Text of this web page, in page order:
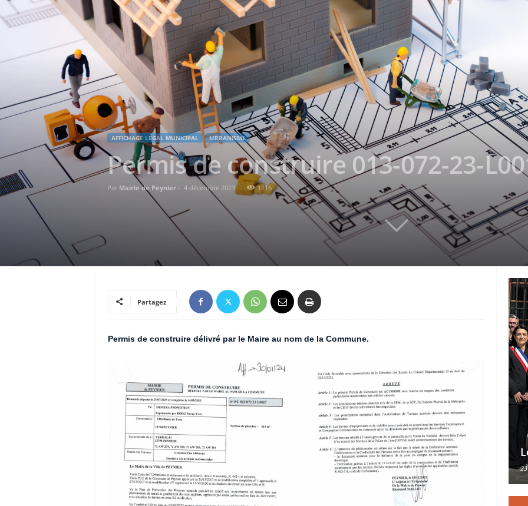
AFFICHAGE LÉGAL MUNICIPAL URBANISME
Permis de construire 013-072-23-
Par Mairie de Peynier- 4 décembre 2023 1116
Partagez
Permis de construire délivré par le Maire au nom de la Commune.